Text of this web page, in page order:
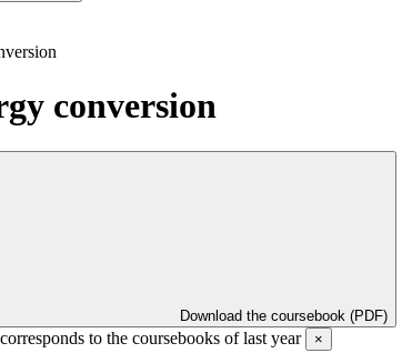
conversion
Download the coursebook (PDF)
to the coursebooks of last year ×